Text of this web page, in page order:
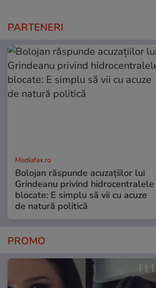
PARTENERI
Mediafax.ro
Bolojan răspunde acuzațiilor lui
Grindeanu privind hidrocentralele
blocate: E simplu să vii cu acuze
de natură politică
PROMO